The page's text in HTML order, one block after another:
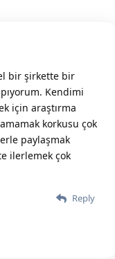
bir şirkette bir
Kendimi
için araştırma
korkusu çok
paylaşmak
ilerlemek çok
Reply